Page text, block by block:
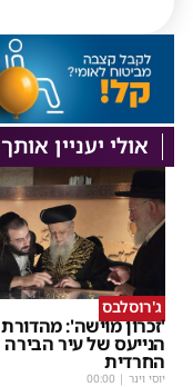
אולי יעניין אותך
ג'רוסלבס
'זכרון מוישה': מהדורת
הנייעס של עיר הבירה
החרדית
יוסי וינר |
00:00